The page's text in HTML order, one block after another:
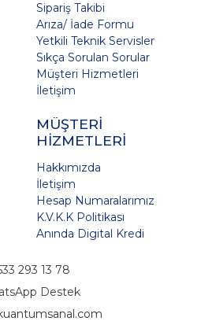
Sipariş Takibi
Arıza/ İade Formu
Yetkili Teknik Servisler
Sıkça Sorulan Sorular
Müşteri Hizmetleri
İletişim
MÜŞTERİ
HİZMETLERİ
Hakkımızda
İletişim
Hesap Numaralarımız
K.V.K.K Politikası
Anında Digital Kredi
293 13 78
Destek